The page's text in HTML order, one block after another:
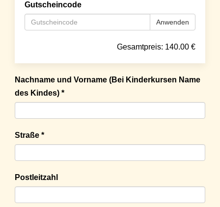
Gutscheincode
Anwenden
Gesamtpreis: 140.00 €
Nachname und Vorname (Bei Kinderkursen Name
des Kindes) *
Straße *
Postleitzahl